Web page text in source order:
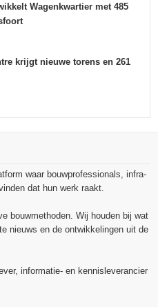
Wagenkwartier met 485
krijgt nieuwe torens en 261
waar bouwprofessionals, infra-
dat hun werk raakt.
bouwmethoden. Wij houden bij wat
nieuws en de ontwikkelingen uit de
informatie- en kennisleverancier